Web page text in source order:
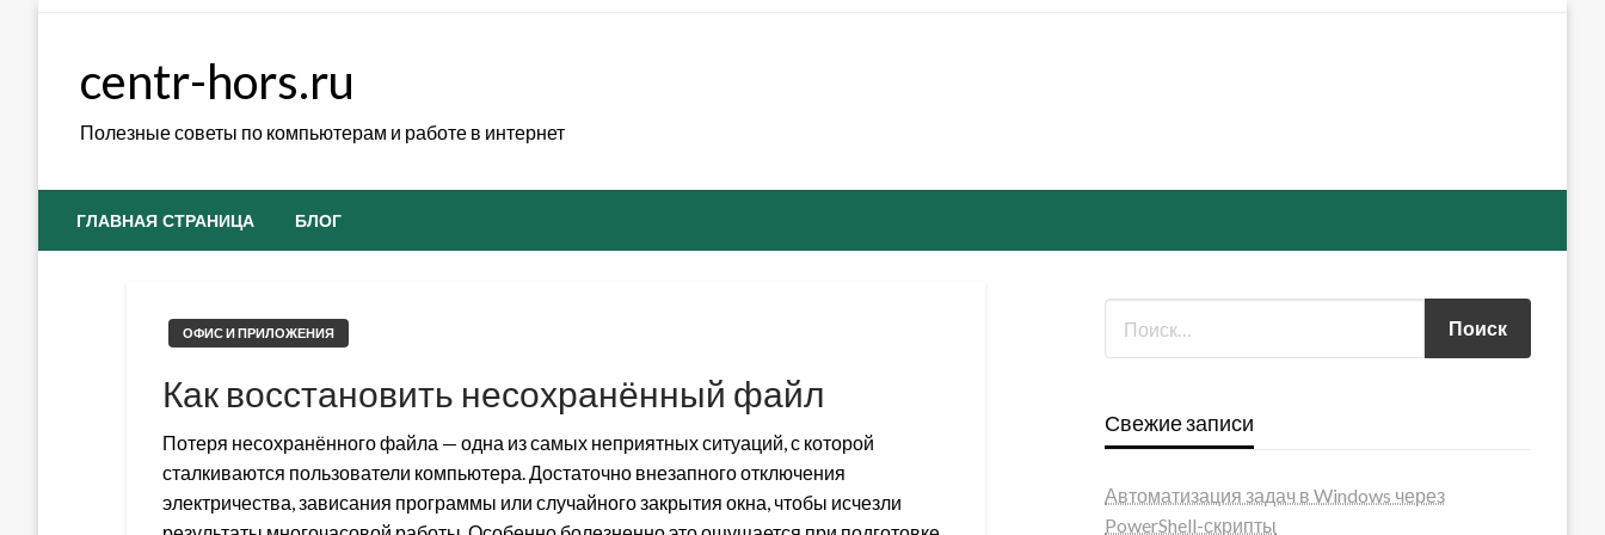
centr-hors.ru
Полезные советы по компьютерам и работе в интернет
ГЛАВНАЯ СТРАНИЦА БЛОГ
ОФИС И ПРИЛОЖЕНИЯ
Как восстановить несохранённый файл
Потеря несохранённого файла — одна из самых неприятных ситуаций, с которой
сталкиваются пользователи компьютера. Достаточно внезапного отключения
электричества, зависания программы или случайного закрытия окна, чтобы исчезли
Свежие записи
Автоматизация задач в Windows через
PowerShell-скрипты